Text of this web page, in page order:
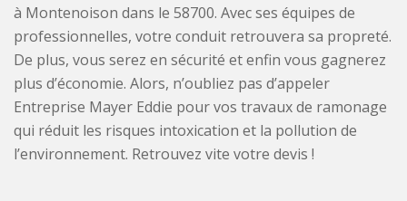
à Montenoison dans le 58700. Avec ses équipes de
professionnelles, votre conduit retrouvera sa propreté.
De plus, vous serez en sécurité et enfin vous gagnerez
plus d’économie. Alors, n’oubliez pas d’appeler
Entreprise Mayer Eddie pour vos travaux de ramonage
qui réduit les risques intoxication et la pollution de
l’environnement. Retrouvez vite votre devis !